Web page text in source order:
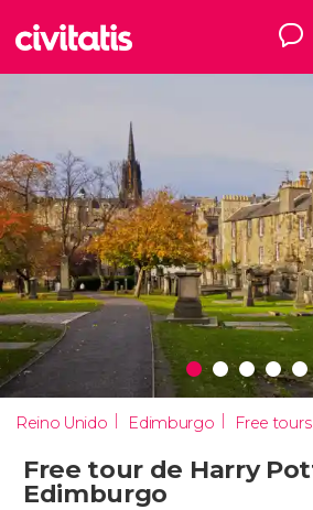
Reino Unido Edimburgo
Free tour de Harry
Edimburgo